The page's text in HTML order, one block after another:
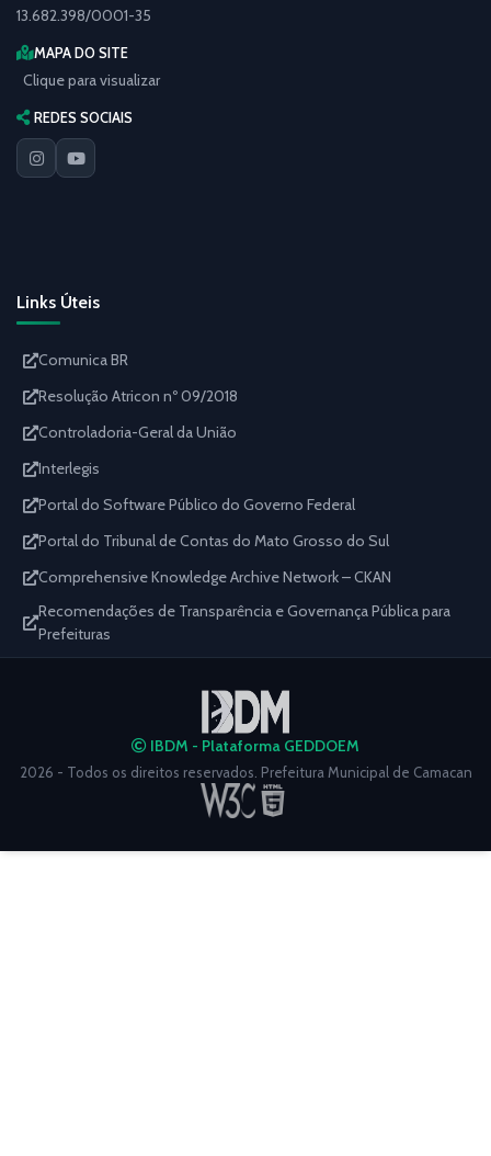
13.682.398/0001-35
MAPA DO SITE
Clique para visualizar
REDES SOCIAIS
Links Úteis
Comunica BR
Resolução Atricon nº 09/2018
Controladoria-Geral da União
Interlegis
Portal do Software Público do Governo Federal
Portal do Tribunal de Contas do Mato Grosso do Sul
Comprehensive Knowledge Archive Network – CKAN
Recomendações de Transparência e Governança Pública para
Prefeituras
IBDM - Plataforma GEDDOEM
2026 - Todos os direitos reservados. Prefeitura Municipal de Camacan